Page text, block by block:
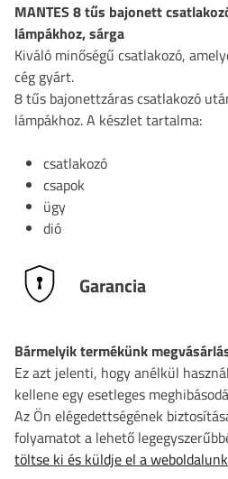
MANTES 8 tűs bajonett
lámpákhoz, sárga
Kiváló minőségű csatlakozó,
cég gyárt.
8 tűs bajonettzáras csatlakozó
lámpákhoz. A készlet tartalma:
csatlakozó
csapok
ügy
dió
Garancia
Bármelyik termékünk
Ez azt jelenti, hogy anélkül
kellene egy esetleges
Az Ön elégedettségének
folyamatot a lehető
töltse ki és küldje el a